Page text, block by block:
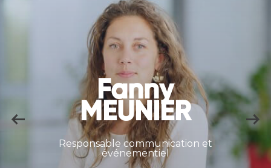
Marie
TOURNIER
Chargée de mission animation
réseau et programmation